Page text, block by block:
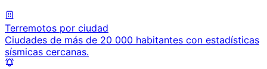
Terremotos por ciudad
Ciudades de más de 20 000 habitantes con estadísticas
sísmicas cercanas.